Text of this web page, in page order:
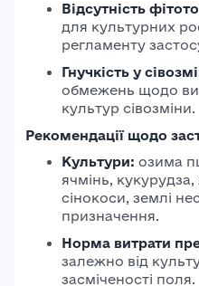
Відсутність
для культурних
регламенту
Гнучкість у
обмежень щодо
культур сівозміни.
Рекомендації щодо
Культури: озима
ячмінь,
сінокоси, землі
призначення.
Норма витрати
залежно від
засміченості поля.